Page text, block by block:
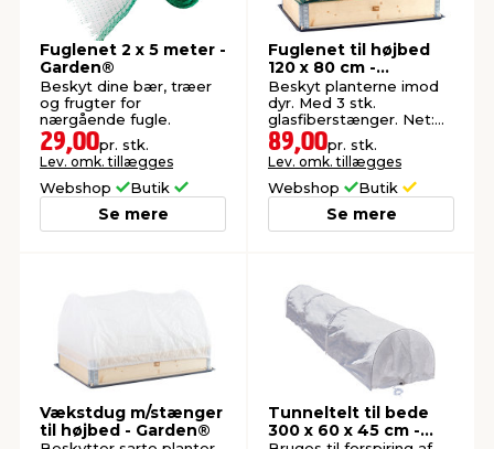
Fuglenet 2 x 5 meter -
Garden®
Beskyt dine bær, træer
og frugter for
nærgående fugle.
29,00pr. stk.
Lev. omk. tillægges
Webshop Butik
Se mere
Fuglenet til højbed
120 x 80 cm -
Garden®
Beskyt planterne imod
dyr. Med 3 stk.
glasfiberstænger. Net:
16x16 mm.
89,00pr. stk.
Lev. omk. tillægges
Webshop Butik
Se mere
Vækstdug m/stænger
til højbed - Garden®
Tunneltelt til bede
300 x 60 x 45 cm -